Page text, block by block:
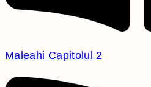
Maleahi Capitolul 2